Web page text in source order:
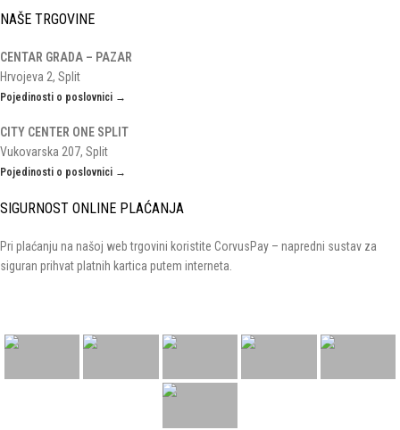
NAŠE TRGOVINE
CENTAR GRADA – PAZAR
Hrvojeva 2, Split
Pojedinosti o poslovnici →
CITY CENTER ONE SPLIT
Vukovarska 207, Split
Pojedinosti o poslovnici →
SIGURNOST ONLINE PLAĆANJA
Pri plaćanju na našoj web trgovini koristite CorvusPay – napredni sustav za
siguran prihvat platnih kartica putem interneta.